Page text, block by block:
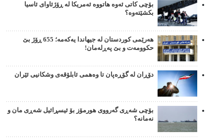
بۆچی کاتی ئەوە هاتووە ئەمریکا لە ڕۆژئاوای ئاسیا
بکشێتەوە؟
هەرێمی کوردستان لە جیهاندا یەکەمە؛ 655 ڕۆژ بێ
حکوومەت و بێ پەڕلەمان!
دۆڕان لە گۆڕەپان تا وەهمی ئابلۆقەی وشکانیی ئێران
بۆچی شەڕی گەرووی هورمۆز بۆ ئیسڕائیل شەڕی مان و
نەمانە؟